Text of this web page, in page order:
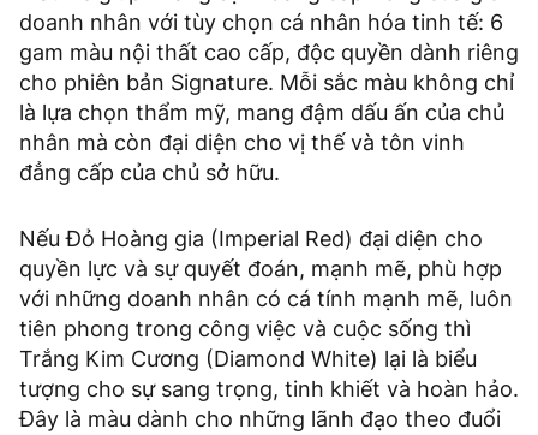
doanh nhân với tùy chọn cá nhân hóa tinh tế: 6
gam màu nội thất cao cấp, độc quyền dành riêng
cho phiên bản Signature. Mỗi sắc màu không chỉ
là lựa chọn thẩm mỹ, mang đậm dấu ấn của chủ
nhân mà còn đại diện cho vị thế và tôn vinh
đẳng cấp của chủ sở hữu.
Nếu Đỏ Hoàng gia (Imperial Red) đại diện cho
quyền lực và sự quyết đoán, mạnh mẽ, phù hợp
với những doanh nhân có cá tính mạnh mẽ, luôn
tiên phong trong công việc và cuộc sống thì
Trắng Kim Cương (Diamond White) lại là biểu
tượng cho sự sang trọng, tinh khiết và hoàn hảo.
Đây là màu dành cho những lãnh đạo theo đuổi